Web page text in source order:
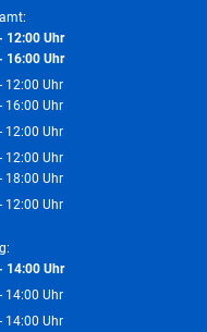
12:00Uhr
Von 08:00 bis 12:00 Uhr
16:00Uhr
Von 14:00 bis 16:00 Uhr
- 12:00 Uhr
Von 08:00 bis 12:00 Uhr
- 16:00 Uhr
Von 14:00 bis 16:00 Uhr
- 12:00 Uhr
Von 08:00 bis 12:00 Uhr
- 12:00 Uhr
Von 08:00 bis 12:00 Uhr
- 18:00 Uhr
Von 14:00 bis 18:00 Uhr
- 12:00 Uhr
14:00Uhr
Von 08:00 bis 14:00 Uhr
- 14:00 Uhr
Von 08:00 bis 14:00 Uhr
- 14:00 Uhr